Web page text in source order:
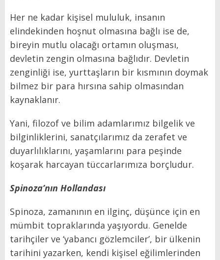
Her ne kadar kişisel mululuk, insanın
elindekinden hoşnut olmasına bağlı ise de,
bireyin mutlu olacağı ortamın oluşması,
devletin zengin olmasına bağlıdır. Devletin
zenginliği ise, yurttaşların bir kısmının doymak
bilmez bir para hırsına sahip olmasından
kaynaklanır.
Yani, filozof ve bilim adamlarımız bilgelik ve
bilginliklerini, sanatçılarımız da zerafet ve
duyarlılıklarını, yaşamlarını para peşinde
koşarak harcayan tüccarlarımıza borçludur.
Spinoza’nın Hollandası
Spinoza, zamanının en ilginç, düşünce için en
mümbit topraklarında yaşıyordu. Genelde
tarihçiler ve ‘yabancı gözlemciler’, bir ülkenin
tarihini yazarken, kendi kişisel eğilimlerinden